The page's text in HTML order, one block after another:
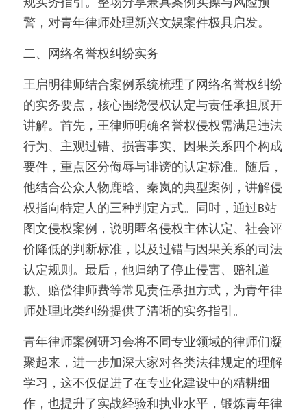
规实务指引。整场分享兼具案例实操与风险预
警，对青年律师处理新兴文娱案件极具启发。
二、网络名誉权纠纷实务
王启明律师结合案例系统梳理了网络名誉权纠纷
的实务要点，核心围绕侵权认定与责任承担展开
讲解。首先，王律师明确名誉权侵权需满足违法
行为、主观过错、损害事实、因果关系四个构成
要件，重点区分侮辱与诽谤的认定标准。随后，
他结合公众人物鹿晗、秦岚的典型案例，讲解侵
权指向特定人的三种判定方式。同时，通过B站
图文侵权案例，说明匿名侵权主体认定、社会评
价降低的判断标准，以及过错与因果关系的司法
认定规则。最后，他归纳了停止侵害、赔礼道
歉、赔偿律师费等常见责任承担方式，为青年律
师处理此类纠纷提供了清晰的实务指引。
青年律师案例研习会将不同专业领域的律师们凝
聚起来，进一步加深大家对各类法律规定的理解
学习，这不仅促进了在专业化建设中的精耕细
作，也提升了实战经验和执业水平，锻炼青年律